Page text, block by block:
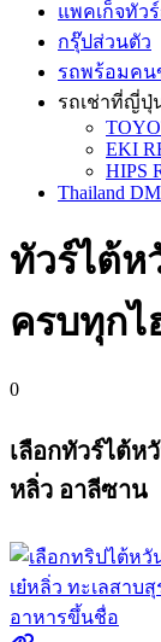
แพคเก็จทัว
กรุ๊ปส่วนตัว
รถพร้อมคน
รถเช่าที่ญี่ปุ่
EKI
HIPS
Thailand
ทัวร์​ไต้ห
ครบทุกไ
0
เลือกทัวร์ไต้ห
หลิ่ว อาลีซาน